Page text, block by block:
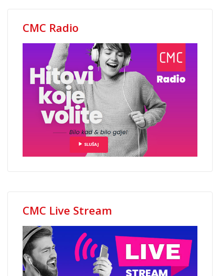
CMC Radio
CMC Live Stream